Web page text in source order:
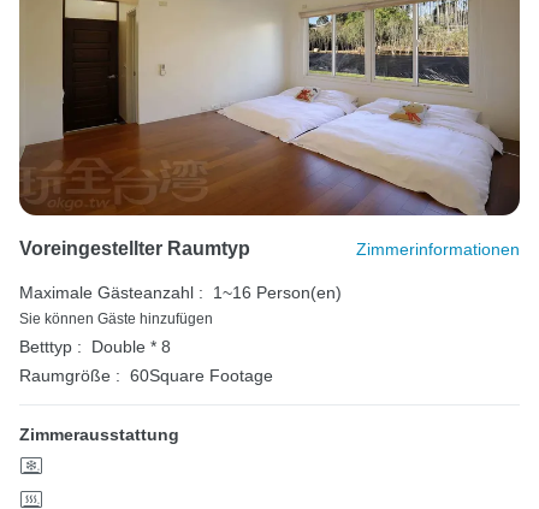
Voreingestellter Raumtyp Zimmerinformationen
Maximale Gästeanzahl : 1~16 Person(en)
Sie können Gäste hinzufügen
Betttyp :
Double * 8
Raumgröße : 60Square Footage
Zimmerausstattung